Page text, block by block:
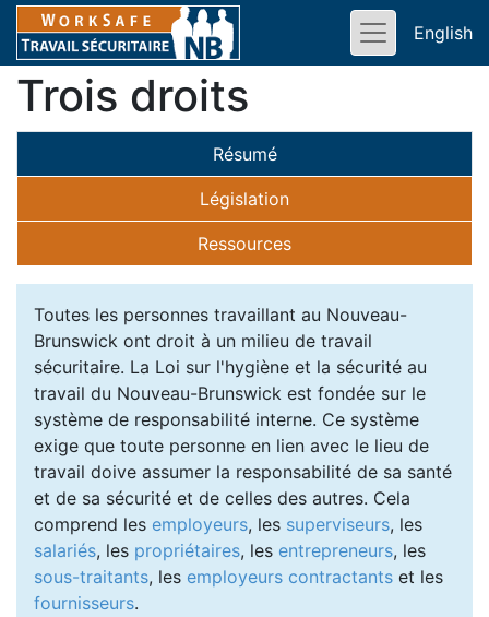
English
Trois droits
Résumé
Législation
Ressources
Toutes les personnes travaillant au Nouveau-
Brunswick ont droit à un milieu de travail
sécuritaire. La Loi sur l'hygiène et la sécurité au
travail du Nouveau-Brunswick est fondée sur le
système de responsabilité interne. Ce système
exige que toute personne en lien avec le lieu de
travail doive assumer la responsabilité de sa santé
et de sa sécurité et de celles des autres. Cela
comprend les employeurs, les superviseurs, les
salariés, les propriétaires, les entrepreneurs, les
sous-traitants, les employeurs contractants et les
fournisseurs.